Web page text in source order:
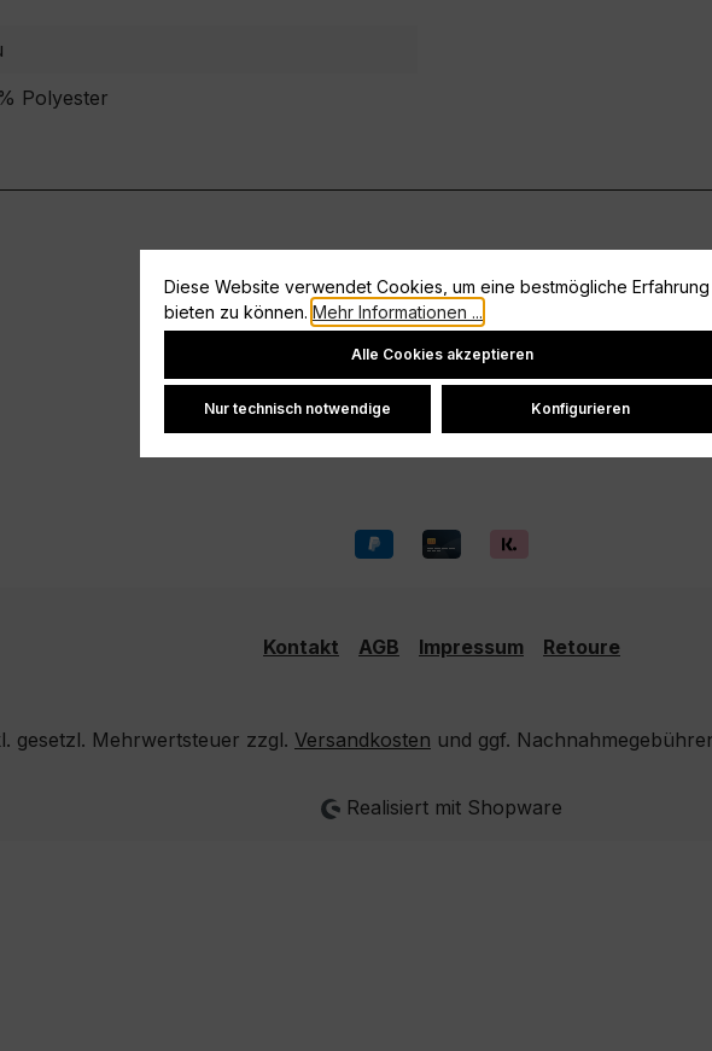
Polyester
Vertrag widerrufen
Widerrufsrecht
Versand und Zahlung
Kontakt AGB Impressum Retoure
gesetzl. Mehrwertsteuer zzgl. Versandkosten und ggf.
Realisiert mit Shopware
Diese Website verwendet Cookies, um eine bestmögliche Erfahrung
bieten zu können. Mehr Informationen ...
Cookie-Einstellungen
Alle Cookies akzeptieren
Nur technisch notwendige Konfigurieren